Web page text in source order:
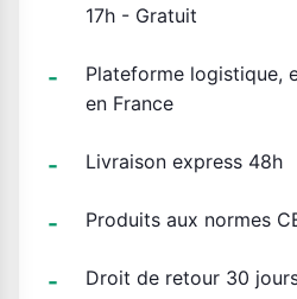
17h - Gratuit
Plateforme logistique,
en France
Livraison express 48h
Produits aux normes
Droit de retour 30